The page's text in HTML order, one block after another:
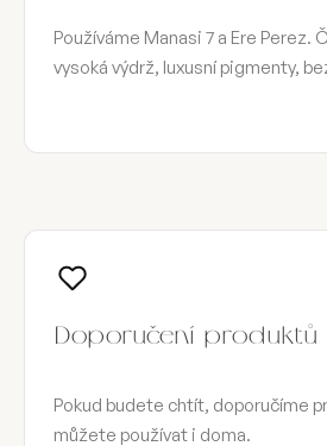
Používáme Manasi 7 a Ere
vysoká výdrž, luxusní pigmenty,
Doporučení produktů
Pokud budete chtít, doporučíme
můžete používat i doma.